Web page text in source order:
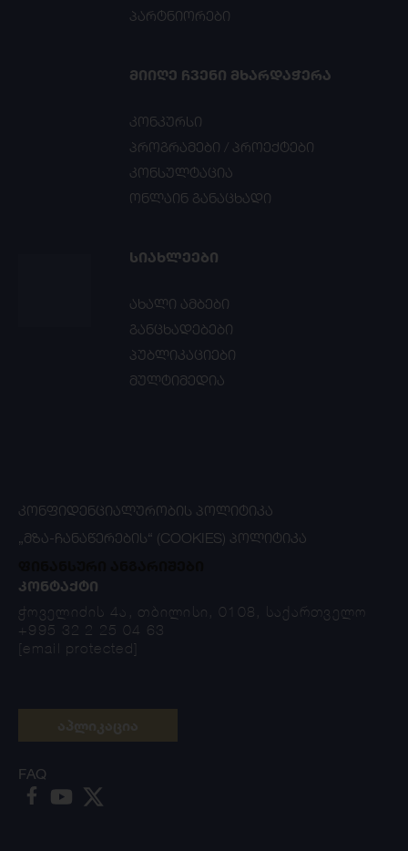
პარტნიორები
ᲛᲘᲘᲦᲔ ᲩᲕᲔᲜᲘ ᲛᲮᲐᲠᲓᲐᲭᲔᲠᲐ
კონკურსი
პროგრამები / პროექტები
კონსულტაცია
ონლაინ განაცხადი
ᲡᲘᲐᲮᲚᲔᲔᲑᲘ
ახალი ამბები
განცხადებები
პუბლიკაციები
მულტიმედია
ᲙᲝᲜᲤᲘᲓᲔᲜᲪᲘᲐᲚᲣᲠᲝᲑᲘᲡ ᲞᲝᲚᲘᲢᲘᲙᲐ
„ᲛᲖᲐ-ᲩᲐᲜᲐᲬᲔᲠᲔᲑᲘᲡ“ (COOKIES) ᲞᲝᲚᲘᲢᲘᲙᲐ
ᲙᲝᲜᲢᲐᲥᲢᲘ
ჭოველიძის 4ა, თბილისი, 0108, საქართველო
+995 32 2 25 04 63
[email protected]
FAQ